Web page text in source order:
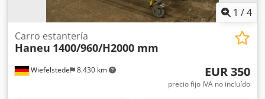
01D140. Pistola de aplicación electrostática. Calefacción de
gas 340kW. Dkodpfx Aowmm U Uscler
1 /4
Wiefelstede 8.430 km
Carro estantería
Haneu 1400/960/H2000 mm
EUR 350
precio fijo IVA no incluído